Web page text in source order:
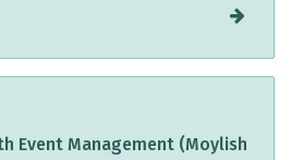
Event Management (Moylish